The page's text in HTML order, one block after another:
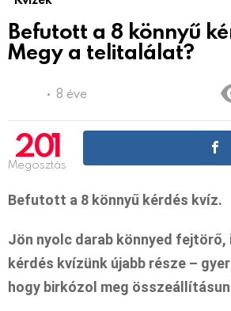
Befutott a 8 könnyű
Megy a telitalálat?
8 éve
201
Megosztás
Befutott a 8 könnyű kérdés kvíz.
Jön nyolc darab könnyed fejtörő,
kérdés kvízünk újabb része –
hogy birkózol meg